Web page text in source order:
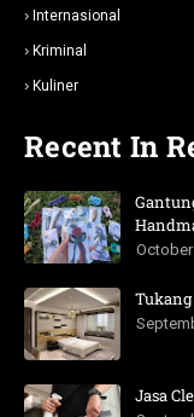
Internasional
Kriminal
Kuliner
Recent In
Tukang
Jasa